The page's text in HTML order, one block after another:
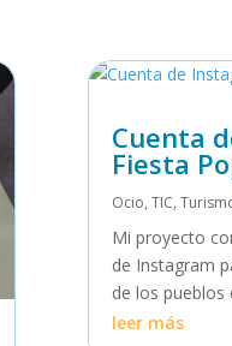
Cuenta
Fiesta
Ocio, TIC,
Mi proyecto
de Instagram
de los pueblos
leer más